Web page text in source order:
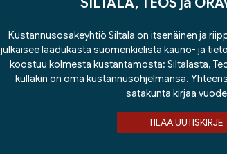
Kustannusosakeyhtiö Siltala on itsenäinen ja
julkaisee laadukasta suomenkielistä kauno- ja
koostuu kolmesta kustantamosta: Siltalasta,
kullakin on oma kustannusohjelmansa.
satakunta kirjaa
TILAA UUTISKIRJE